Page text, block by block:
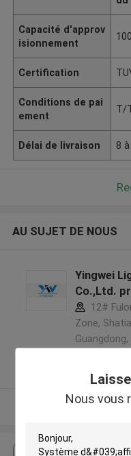
Nous vous
Capacité d'approv
isionnement
Certification
Conditions de pai
ement
T/
Délai de livraison 8
AU SUJET DE NOUS
Yingwei
Co.,Ltd.
12#
Zone,
Guangdong,